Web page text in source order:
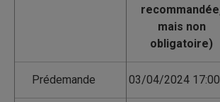
Prédemande 03/04/2024 17:00